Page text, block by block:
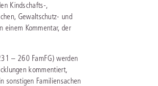
Kindschafts-,
Gewaltschutz- und
einem Kommentar, der
– 260 FamFG) werden
kommentiert,
sonstigen Familiensachen